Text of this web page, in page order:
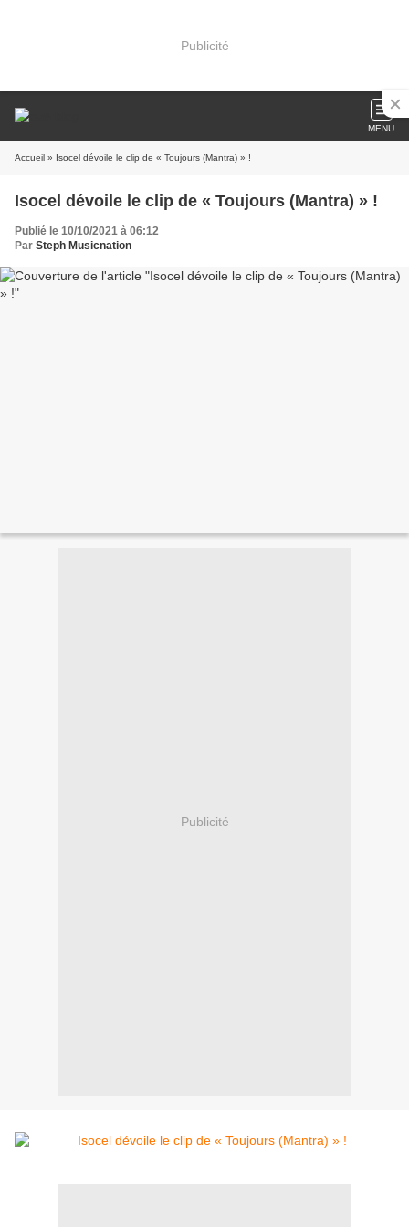
Publicité
MENU
Accueil » Isocel dévoile le clip de « Toujours (Mantra) » !
Isocel dévoile le clip de « Toujours (Mantra) » !
Publié le 10/10/2021 à 06:12
Par Steph Musicnation
Publicité